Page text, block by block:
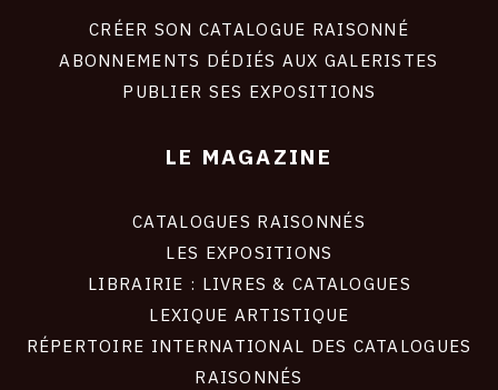
CRÉER SON CATALOGUE RAISONNÉ
ABONNEMENTS DÉDIÉS AUX GALERISTES
PUBLIER SES EXPOSITIONS
LE MAGAZINE
CATALOGUES RAISONNÉS
LES EXPOSITIONS
LIBRAIRIE : LIVRES & CATALOGUES
LEXIQUE ARTISTIQUE
RÉPERTOIRE INTERNATIONAL DES CATALOGUES
RAISONNÉS